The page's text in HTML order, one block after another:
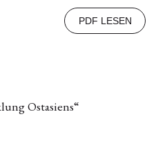
PDF LESEN
Ostasiens“